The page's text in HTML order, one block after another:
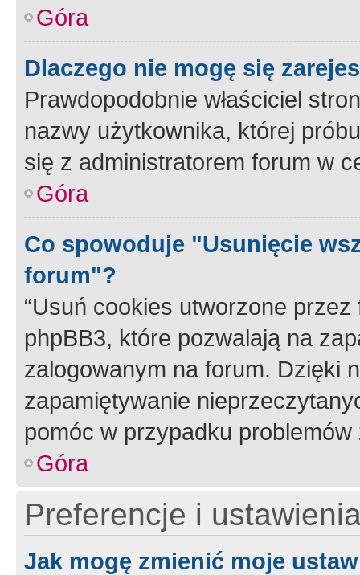
Góra
Dlaczego nie mogę się
Prawdopodobnie właściciel
nazwy użytkownika, której
się z administratorem forum w
Góra
Co spowoduje "Usunięcie
forum"?
“Usuń cookies utworzone
phpBB3, które pozwalają na
zalogowanym na forum. Dzięki
zapamiętywanie
pomóc w przypadku
Góra
Preferencje i
Jak mogę zmienić moje